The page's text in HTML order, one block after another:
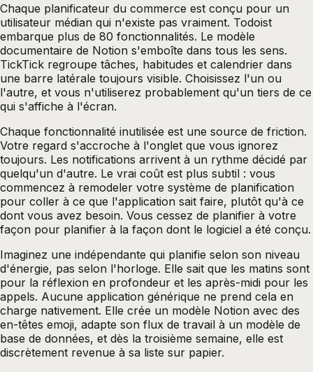
Chaque planificateur du commerce est conçu pour un
utilisateur médian qui n'existe pas vraiment. Todoist
embarque plus de 80 fonctionnalités. Le modèle
documentaire de Notion s'emboîte dans tous les sens.
TickTick regroupe tâches, habitudes et calendrier dans
une barre latérale toujours visible. Choisissez l'un ou
l'autre, et vous n'utiliserez probablement qu'un tiers de ce
qui s'affiche à l'écran.
Chaque fonctionnalité inutilisée est une source de friction.
Votre regard s'accroche à l'onglet que vous ignorez
toujours. Les notifications arrivent à un rythme décidé par
quelqu'un d'autre. Le vrai coût est plus subtil : vous
commencez à remodeler votre système de planification
pour coller à ce que l'application sait faire, plutôt qu'à ce
dont vous avez besoin. Vous cessez de planifier à votre
façon pour planifier à la façon dont le logiciel a été conçu.
Imaginez une indépendante qui planifie selon son niveau
d'énergie, pas selon l'horloge. Elle sait que les matins sont
pour la réflexion en profondeur et les après-midi pour les
appels. Aucune application générique ne prend cela en
charge nativement. Elle crée un modèle Notion avec des
en-têtes emoji, adapte son flux de travail à un modèle de
base de données, et dès la troisième semaine, elle est
discrètement revenue à sa liste sur papier.